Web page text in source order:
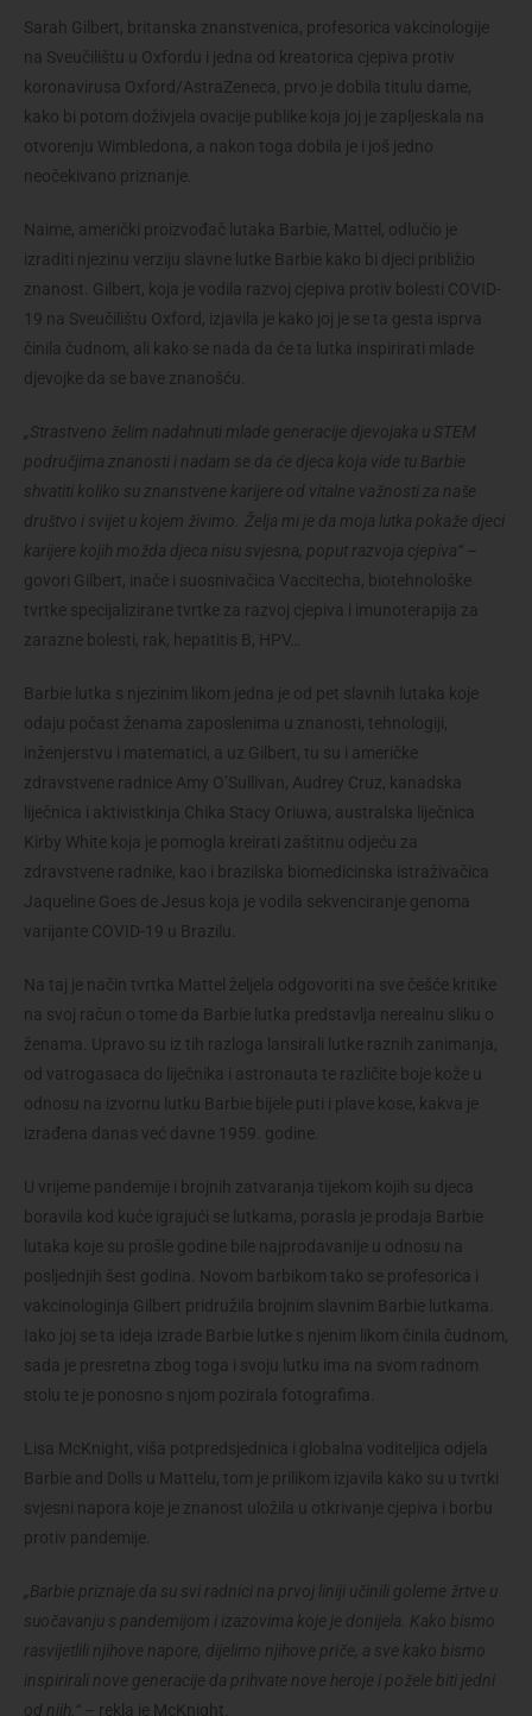
Sarah Gilbert, britanska znanstvenica, profesorica vakcinologije
na Sveučilištu u Oxfordu i jedna od kreatorica cjepiva protiv
koronavirusa Oxford/AstraZeneca, prvo je dobila titulu dame,
kako bi potom doživjela ovacije publike koja joj je zapljeskala na
otvorenju Wimbledona, a nakon toga dobila je i još jedno
neočekivano priznanje.
Naime, američki proizvođač lutaka Barbie, Mattel, odlučio je
izraditi njezinu verziju slavne lutke Barbie kako bi djeci približio
znanost. Gilbert, koja je vodila razvoj cjepiva protiv bolesti COVID-
19 na Sveučilištu Oxford, izjavila je kako joj je se ta gesta isprva
činila čudnom, ali kako se nada da će ta lutka inspirirati mlade
djevojke da se bave znanošću.
„Strastveno želim nadahnuti mlade generacije djevojaka u STEM
područjima znanosti i nadam se da će djeca koja vide tu Barbie
shvatiti koliko su znanstvene karijere od vitalne važnosti za naše
društvo i svijet u kojem živimo. Želja mi je da moja lutka pokaže djeci
karijere kojih možda djeca nisu svjesna, poput razvoja cjepiva“ –
govori Gilbert, inače i suosnivačica Vaccitecha, biotehnološke
tvrtke specijalizirane tvrtke za razvoj cjepiva i imunoterapija za
zarazne bolesti, rak, hepatitis B, HPV…
Barbie lutka s njezinim likom jedna je od pet slavnih lutaka koje
odaju počast ženama zaposlenima u znanosti, tehnologiji,
inženjerstvu i matematici, a uz Gilbert, tu su i američke
zdravstvene radnice Amy O’Sullivan, Audrey Cruz, kanadska
liječnica i aktivistkinja Chika Stacy Oriuwa, australska liječnica
Kirby White koja je pomogla kreirati zaštitnu odjeću za
zdravstvene radnike, kao i brazilska biomedicinska istraživačica
Jaqueline Goes de Jesus koja je vodila sekvenciranje genoma
varijante COVID-19 u Brazilu.
Na taj je način tvrtka Mattel željela odgovoriti na sve češće kritike
na svoj račun o tome da Barbie lutka predstavlja nerealnu sliku o
ženama. Upravo su iz tih razloga lansirali lutke raznih zanimanja,
od vatrogasaca do liječnika i astronauta te različite boje kože u
odnosu na izvornu lutku Barbie bijele puti i plave kose, kakva je
izrađena danas već davne 1959. godine.
U vrijeme pandemije i brojnih zatvaranja tijekom kojih su djeca
boravila kod kuće igrajući se lutkama, porasla je prodaja Barbie
lutaka koje su prošle godine bile najprodavanije u odnosu na
posljednjih šest godina. Novom barbikom tako se profesorica i
vakcinologinja Gilbert pridružila brojnim slavnim Barbie lutkama.
Iako joj se ta ideja izrade Barbie lutke s njenim likom činila čudnom,
sada je presretna zbog toga i svoju lutku ima na svom radnom
stolu te je ponosno s njom pozirala fotografima.
Lisa McKnight, viša potpredsjednica i globalna voditeljica odjela
Barbie and Dolls u Mattelu, tom je prilikom izjavila kako su u tvrtki
svjesni napora koje je znanost uložila u otkrivanje cjepiva i borbu
protiv pandemije.
„Barbie priznaje da su svi radnici na prvoj liniji učinili goleme žrtve u
suočavanju s pandemijom i izazovima koje je donijela. Kako bismo
rasvijetlili njihove napore, dijelimo njihove priče, a sve kako bismo
inspirirali nove generacije da prihvate nove heroje i požele biti jedni
od njih.“ – rekla je McKnight.